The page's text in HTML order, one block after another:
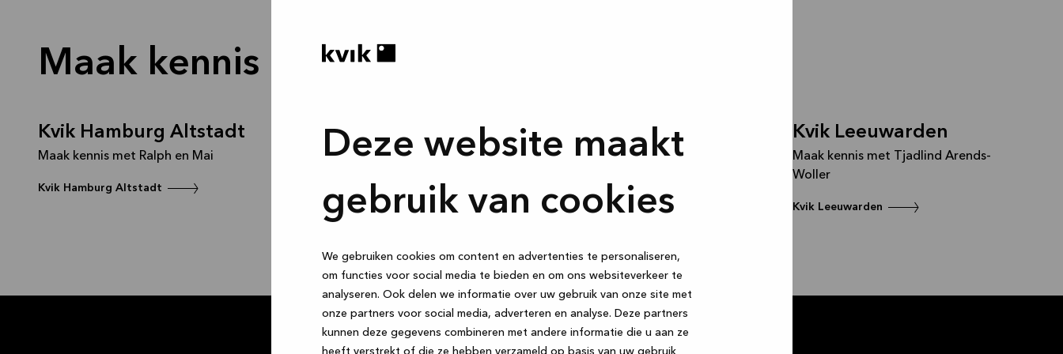
Deze website maakt
gebruik van cookies
We gebruiken cookies om content en advertenties te personaliseren,
om functies voor social media te bieden en om ons websiteverkeer te
analyseren. Ook delen we informatie over uw gebruik van onze site met
onze partners voor social media, adverteren en analyse. Deze partners
kunnen deze gegevens combineren met andere informatie die u aan ze
heeft verstrekt of die ze hebben verzameld op basis van uw gebruik
Maak kennis met onze franchisenemers
Kvik Hamburg Altstadt
Maak kennis met Ralph en Mai
Kvik Hamburg Altstadt
Kvik Valencia & Kvik
Alfafar
Maak kennis met Miguel Cabañes
Zafon
Kvik Heerhugowaard &
Kvik Hoorn
Maak kennis met Thijs en Lex Kaptein
Kvik Heerhugowaard
Kvik Leeuwarden
Maak kennis met Tjadlind Arends-
Woller
Kvik Leeuwarden